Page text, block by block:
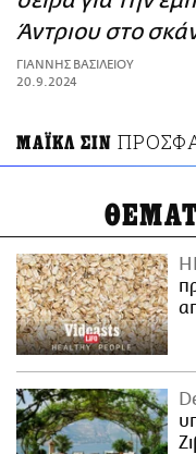
ΑΜΠΑ
PRINT
Άντριου στο
ΓΙΑΝΝΗΣ ΒΑΣΙΛΕΙΟΥ
20.9.2024
ΜΑΪΚΛ ΣΙΝ